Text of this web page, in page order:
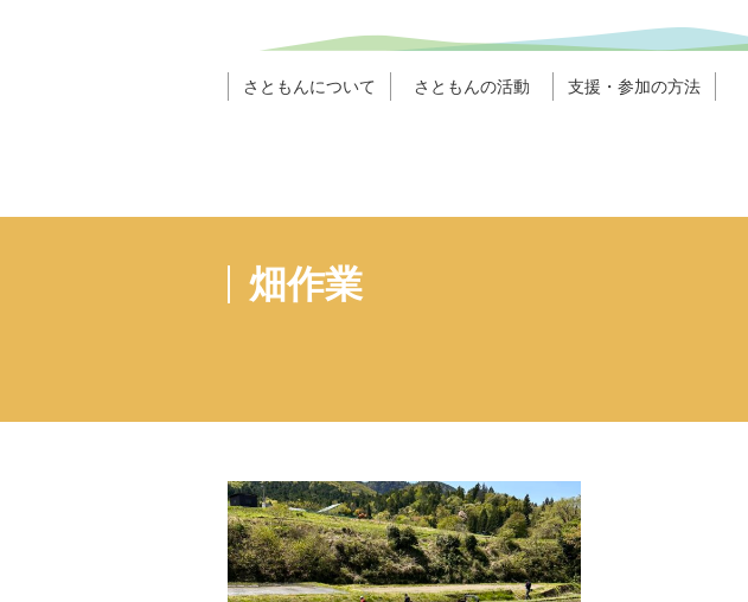
さともんについて さともんの活動 支援・参加の方法
畑作業